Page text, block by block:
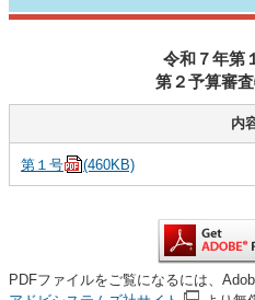
令和７年第
第２予算審
内
第１号 (460KB)
PDFファイルをご覧になるには、